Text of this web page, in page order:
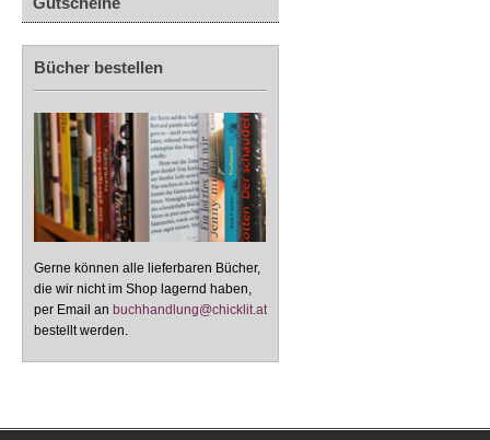
Bücher bestellen
Gerne können alle lieferbaren Bücher,
die wir nicht im Shop lagernd haben,
per Email an buchhandlung@chicklit.at
bestellt werden.